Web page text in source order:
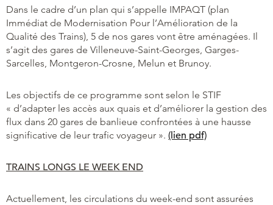
Dans le cadre d’un plan qui s’appelle IMPAQT (plan
Immédiat de Modernisation Pour l’Amélioration de la
Qualité des Trains), 5 de nos gares vont être aménagées. Il
s’agit des gares de Villeneuve-Saint-Georges, Garges-
Sarcelles, Montgeron-Crosne, Melun et Brunoy.
Les objectifs de ce programme sont selon le STIF
« d’adapter les accès aux quais et d’améliorer la gestion des
flux dans 20 gares de banlieue confrontées à une hausse
significative de leur trafic voyageur ». (lien pdf)
TRAINS LONGS LE WEEK END
Actuellement, les circulations du week-end sont assurées